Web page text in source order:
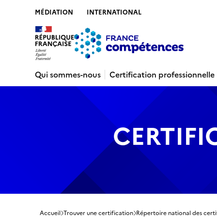
MÉDIATION INTERNATIONAL
Qui sommes-nous
Certification professionnelle
Accueil Trouver une certification Répertoire national des